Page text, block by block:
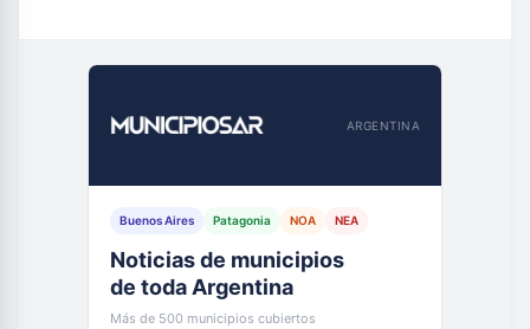
ARGENTINA
Buenos Aires Patagonia NOA NEA
Noticias de municipios
de toda Argentina
Más de 500 municipios cubiertos